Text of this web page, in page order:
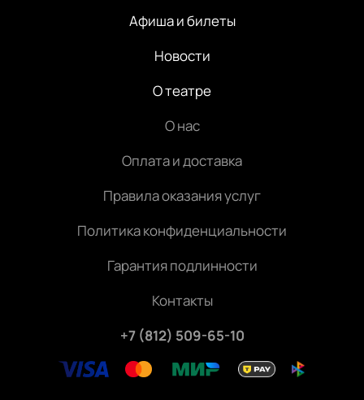
Афиша и билеты
Новости
О театре
О нас
Оплата и доставка
Правила оказания услуг
Политика конфиденциальности
Гарантия подлинности
Контакты
+7 (812) 509-65-10